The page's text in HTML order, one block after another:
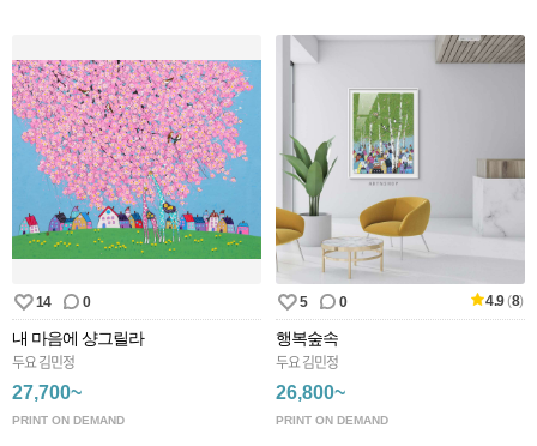
14 0
내 마음에 샹그릴라
두요 김민정
27,700~
PRINT ON DEMAND
5 0 4.9(8)
행복숲속
두요 김민정
26,800~
PRINT ON DEMAND